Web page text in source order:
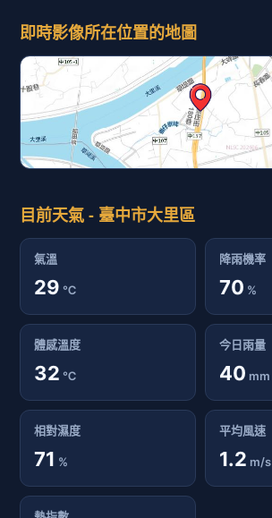
即時影像所在位置的地圖
目前天氣 - 臺中市大里區
氣溫
29 ℃
降雨機率
70 %
體感溫度
32 ℃
今日雨量
40 mm
相對濕度
71 %
平均風速
1.2 m/s